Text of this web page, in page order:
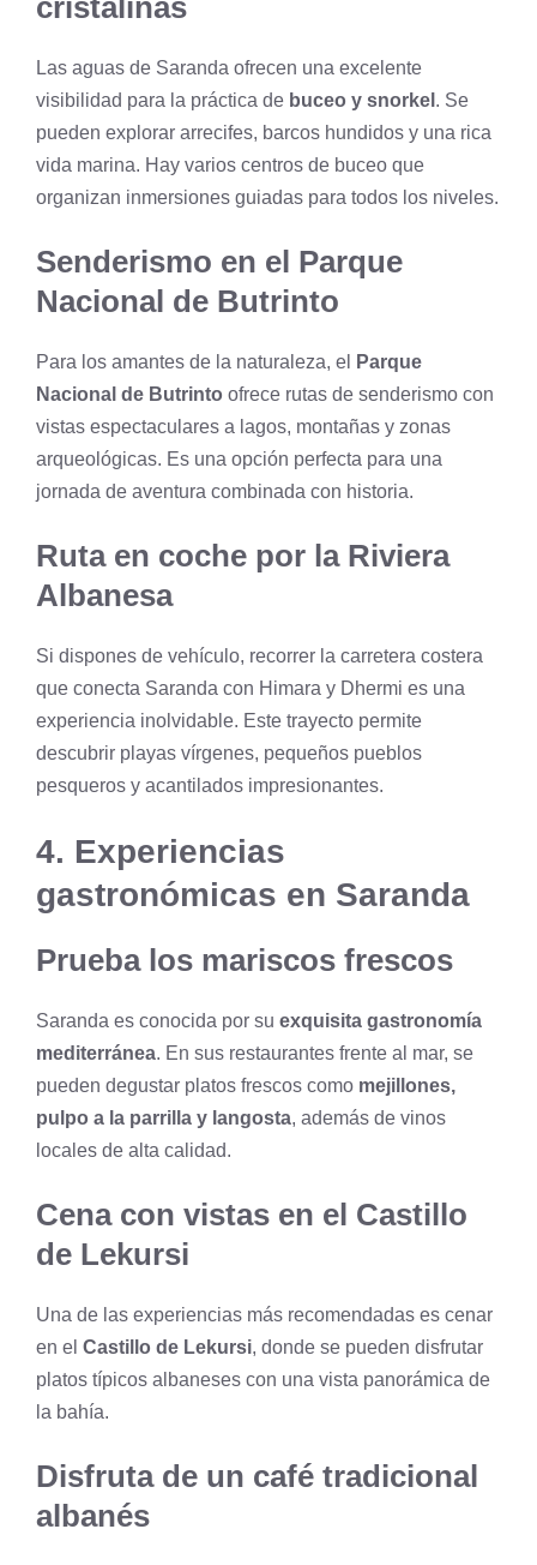
cristalinas
Las aguas de Saranda ofrecen una excelente
visibilidad para la práctica de buceo y snorkel . Se
pueden explorar arrecifes, barcos hundidos y una rica
vida marina. Hay varios centros de buceo que
organizan inmersiones guiadas para todos los niveles.
Senderismo en el Parque
Nacional de Butrinto
Para los amantes de la naturaleza, el
Parque
Nacional de Butrinto ofrece rutas de senderismo con
vistas espectaculares a lagos, montañas y zonas
arqueológicas. Es una opción perfecta para una
jornada de aventura combinada con historia.
Ruta en coche por la Riviera
Albanesa
Si dispones de vehículo, recorrer la carretera costera
que conecta Saranda con Himara y Dhermi es una
experiencia inolvidable. Este trayecto permite
descubrir playas vírgenes, pequeños pueblos
pesqueros y acantilados impresionantes.
4. Experiencias
gastronómicas en Saranda
Prueba los mariscos frescos
Saranda es conocida por su exquisita gastronomía
mediterránea. En sus restaurantes frente al mar, se
pueden degustar platos frescos como mejillones,
pulpo a la parrilla y langosta, además de vinos
locales de alta calidad.
Cena con vistas en el Castillo
de Lekursi
Una de las experiencias más recomendadas es cenar
en el Castillo de Lekursi, donde se pueden disfrutar
platos típicos albaneses con una vista panorámica de
la bahía.
Disfruta de un café tradicional
albanés